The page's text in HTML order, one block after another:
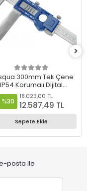
300mm Tek Çene
IP54 Korumalı Dijital
Kumpas – 0.01 mm
- 2220-8105
%30
18.023,00 TL
12.587,49 TL
Sepete Ekle
posta ile